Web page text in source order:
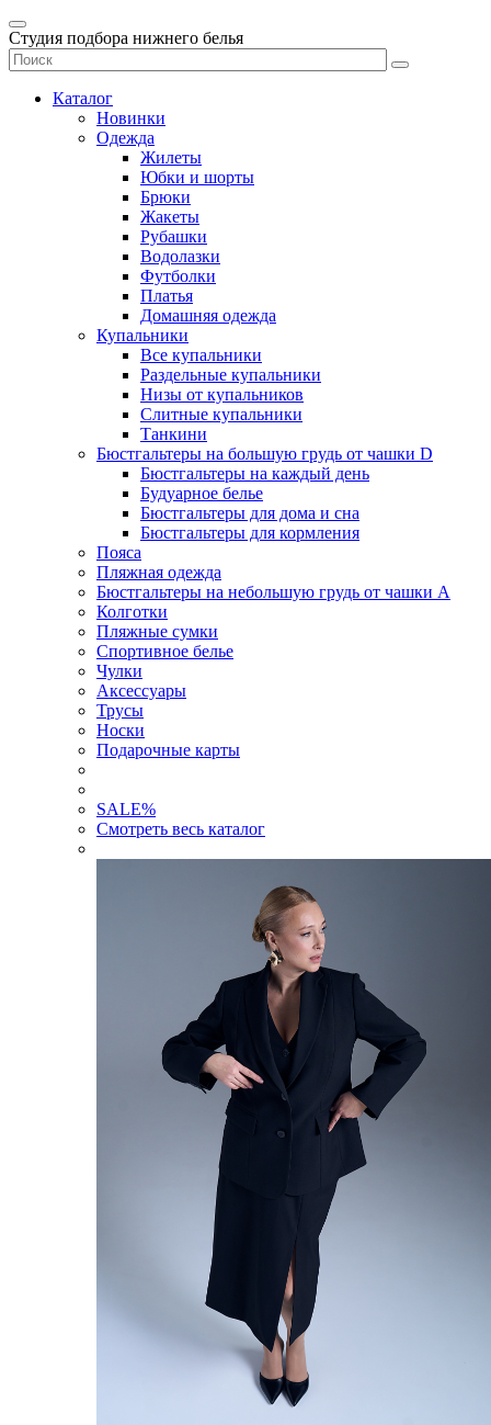
Студия подбора нижнего белья
Каталог
Новинки
Одежда
Жилеты
Юбки и шорты
Брюки
Жакеты
Рубашки
Водолазки
Футболки
Платья
Домашняя одежда
Купальники
Все купальники
Раздельные купальники
Низы от купальников
Слитные купальники
Танкини
Бюстгальтеры на большую грудь от чашки D
Бюстгальтеры на каждый день
Будуарное белье
Бюстгальтеры для дома и сна
Бюстгальтеры для кормления
Пояса
Пляжная одежда
Бюстгальтеры на небольшую грудь от чашки А
Колготки
Пляжные сумки
Спортивное белье
Чулки
Аксессуары
Трусы
Носки
Подарочные карты
SALE%
Смотреть весь каталог